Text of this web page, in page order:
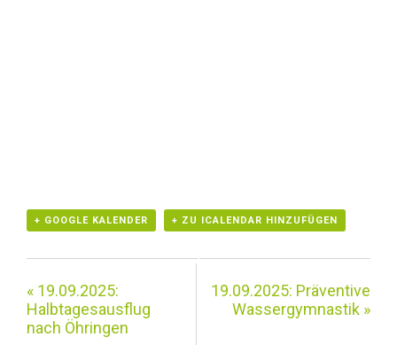
+ GOOGLE KALENDER + ZU ICALENDAR HINZUFÜGEN
« 19.09.2025:
Halbtagesausflug
nach Öhringen
19.09.2025: Präventive
Wassergymnastik »